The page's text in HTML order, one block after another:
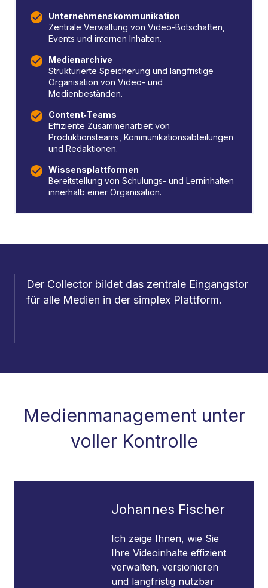
Unternehmenskommunikation
Zentrale Verwaltung von Video-Botschaften,
Events und internen Inhalten.
Medienarchive
Strukturierte Speicherung und langfristige
Organisation von Video- und
Medienbeständen.
Content‑Teams
Effiziente Zusammenarbeit von
Produktionsteams, Kommunikationsabteilungen
und Redaktionen.
Wissensplattformen
Bereitstellung von Schulungs- und Lerninhalten
innerhalb einer Organisation.
Der Collector bildet das zentrale Eingangstor
für alle Medien in der simplex Plattform.
Medienmanagement unter
voller Kontrolle
Johannes Fischer
Ich zeige Ihnen, wie Sie
Ihre Videoinhalte effizient
verwalten, versionieren
und langfristig nutzbar